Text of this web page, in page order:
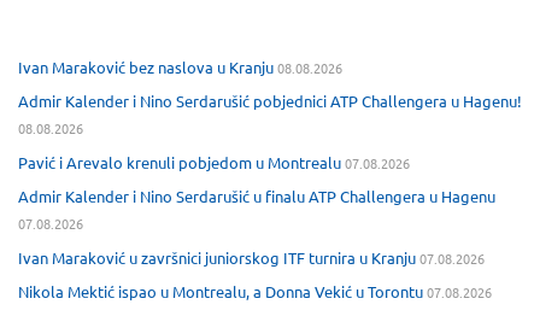
Ivan Maraković bez naslova u Kranju08.08.2026
Admir Kalender i Nino Serdarušić pobjednici ATP Challengera u Hagenu!
08.08.2026
Pavić i Arevalo krenuli pobjedom u Montrealu07.08.2026
Admir Kalender i Nino Serdarušić u finalu ATP Challengera u Hagenu
07.08.2026
Ivan Maraković u završnici juniorskog ITF turnira u Kranju07.08.2026
Nikola Mektić ispao u Montrealu, a Donna Vekić u Torontu07.08.2026